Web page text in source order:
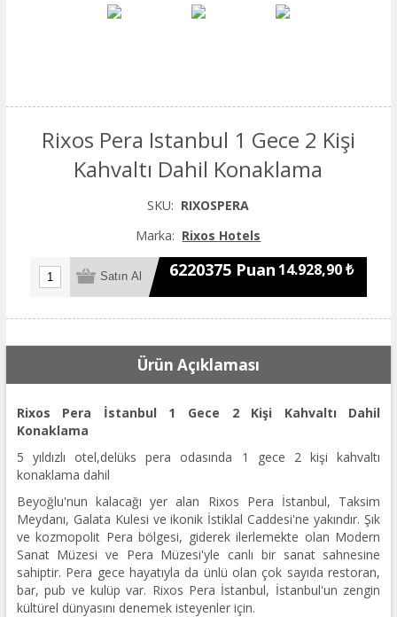
Rixos Pera Istanbul 1 Gece 2 Kişi
Kahvaltı Dahil Konaklama
SKU: RIXOSPERA
Marka: Rixos Hotels
6220375 Puan 14.928,90 ₺
Ürün Açıklaması
Rixos Pera İstanbul 1 Gece 2 Kişi Kahvaltı Dahil
Konaklama
5 yıldızlı otel,delüks pera odasında 1 gece 2 kişi kahvaltı
konaklama dahil
Beyoğlu'nun kalacağı yer alan Rixos Pera İstanbul, Taksim
Meydanı, Galata Kulesi ve ikonik İstiklal Caddesi'ne yakındır. Şık
ve kozmopolit Pera bölgesi, giderek ilerlemekte olan Modern
Sanat Müzesi ve Pera Müzesi'yle canlı bir sanat sahnesine
sahiptir. Pera gece hayatıyla da ünlü olan çok sayıda restoran,
bar, pub ve kulüp var. Rixos Pera İstanbul, İstanbul'un zengin
kültürel dünyasını denemek isteyenler için.